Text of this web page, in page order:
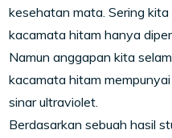
kesehatan mata. Sering
kacamata hitam hanya
Namun anggapan kita
kacamata hitam
sinar ultraviolet.
Berdasarkan sebuah hasil